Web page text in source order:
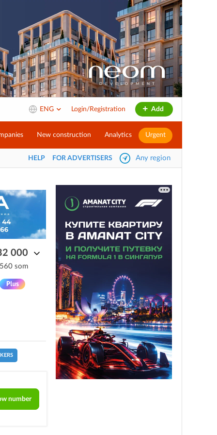
ENG Login/Registration Add
New construction Analytics Urgent
HELP FOR ADVERTISERS Any region
000
som
number